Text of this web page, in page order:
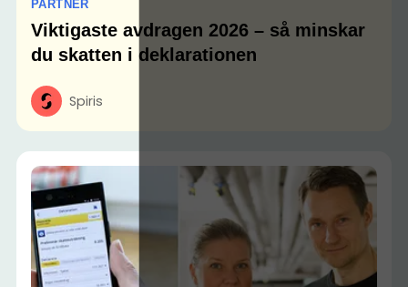
PARTNER
Viktigaste avdragen 2026 – så minskar
du skatten i deklarationen
Spiris